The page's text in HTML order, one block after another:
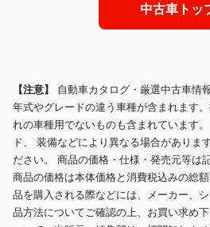
中古車トッ
【注意】 自動車カタログ・厳選中古車情
年式やグレードの違う車種が含まれます
れの車種用でないものも含まれています
ド、 装備などにより異なる場合がありま
ださい。 商品の価格・仕様・発売元等は
商品の価格は本体価格と消費税込みの総
品を購入される際などには、メーカー、
品方法についてご確認の上、お買い求め